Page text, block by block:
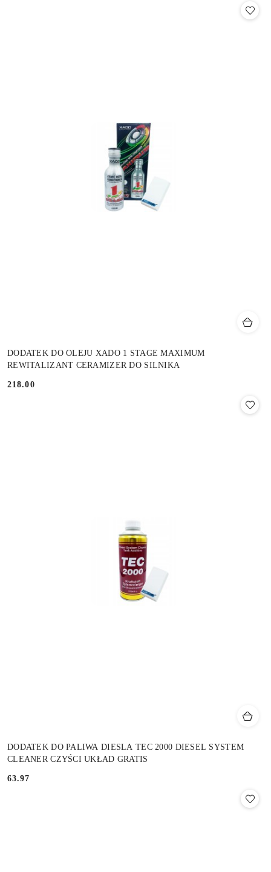
DODATEK DO OLEJU XADO 1 STAGE MAXIMUM
REWITALIZANT CERAMIZER DO SILNIKA
Cena:
218.00
DODATEK DO PALIWA DIESLA TEC 2000 DIESEL SYSTEM
CLEANER CZYŚCI UKŁAD GRATIS
Cena:
63.97